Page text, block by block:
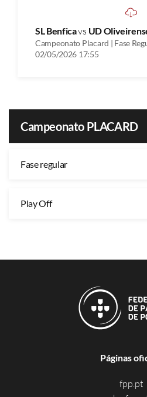
SL Benficavs UD
Campeonato Placard | Fase
02/05/2026 17:55
Campeonato PLACARD
Fase regular
Play Off
Páginas
fpp.pt